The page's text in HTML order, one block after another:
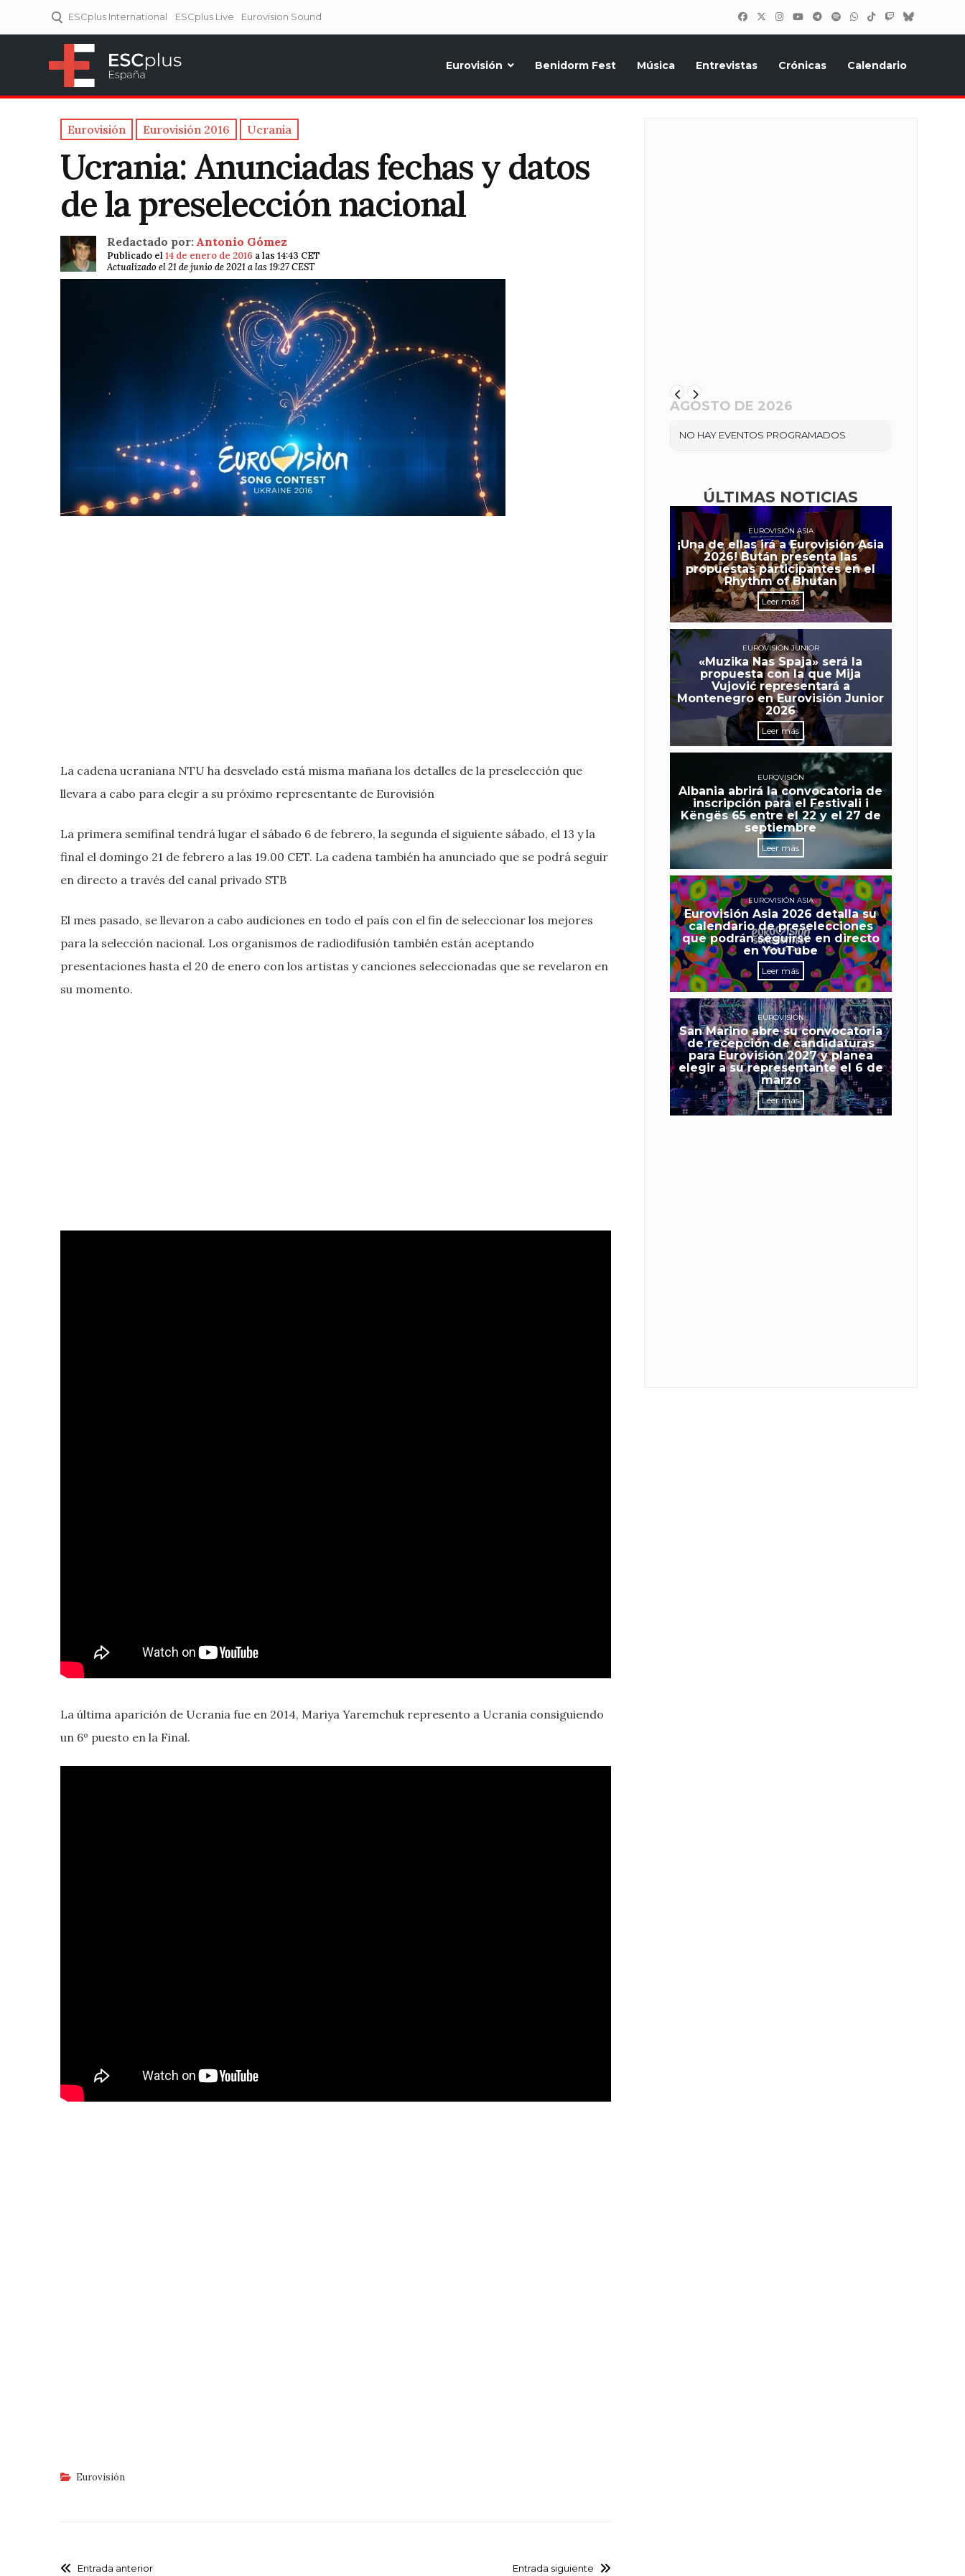
ESCplus International ESCplus Live Eurovision Sound
Eurovisión Benidorm Fest Música Entrevistas Crónicas Calendario
Eurovisión Eurovisión 2016 Ucrania
Ucrania: Anunciadas fechas y datos
de la preselección nacional
Redactado por: Antonio Gómez
Publicado el14 de enero de 2016 a las 14:43 CET
Actualizado el 21 de junio de 2021 a las 19:27 CEST
La cadena ucraniana NTU ha desvelado está misma mañana los detalles de la preselección que
llevara a cabo para elegir a su próximo representante de Eurovisión
La primera semifinal tendrá lugar el sábado 6 de febrero, la segunda el siguiente sábado, el 13 y la
final el domingo 21 de febrero a las 19.00 CET. La cadena también ha anunciado que se podrá seguir
en directo a través del canal privado STB
El mes pasado, se llevaron a cabo audiciones en todo el país con el fin de seleccionar los mejores
para la selección nacional. Los organismos de radiodifusión también están aceptando
presentaciones hasta el 20 de enero con los artistas y canciones seleccionadas que se revelaron en
su momento.
La última aparición de Ucrania fue en 2014, Mariya Yaremchuk represento a Ucrania consiguiendo
un 6º puesto en la Final.
Eurovisión
Entrada anterior Entrada siguiente
AGOSTO DE 2026
NO HAY EVENTOS PROGRAMADOS
ÚLTIMAS NOTICIAS
EUROVISIÓN ASIA
¡Una de ellas irá a Eurovisión Asia
2026! Bután presenta las
propuestas participantes en el
Rhythm of Bhutan
Leer más
EUROVISIÓN JUNIOR
«Muzika Nas Spaja» será la
propuesta con la que Mija
Vujović representará a
Montenegro en Eurovisión Junior
2026
Leer más
EUROVISIÓN
Albania abrirá la convocatoria de
inscripción para el Festivali i
Këngës 65 entre el 22 y el 27 de
septiembre
Leer más
EUROVISIÓN ASIA
Eurovisión Asia 2026 detalla su
calendario de preselecciones
que podrán seguirse en directo
en YouTube
Leer más
EUROVISIÓN
San Marino abre su convocatoria
de recepción de candidaturas
para Eurovisión 2027 y planea
elegir a su representante el 6 de
marzo
Leer más